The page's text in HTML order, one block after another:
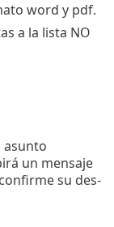
word y pdf.
a la lista NO
asunto
un mensaje
su des-